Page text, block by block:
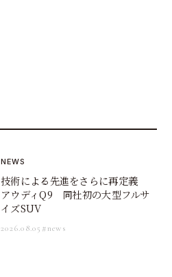
NEWS
技術による先進をさらに再定義
アウディQ9 同社初の大型フルサ
イズSUV
2026.08.05 #news